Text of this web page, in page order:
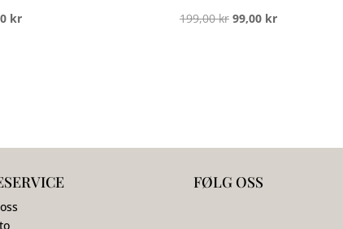
krNåværende
199,00kr Opprinnelig
99,00 krNåværende
FØLG OSS